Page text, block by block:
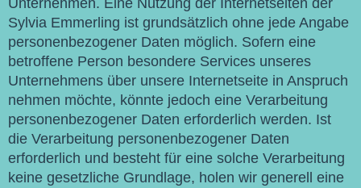
Unternehmen. Eine Nutzung der Internetseiten der
Sylvia Emmerling ist grundsätzlich ohne jede Angabe
personenbezogener Daten möglich. Sofern eine
betroffene Person besondere Services unseres
Unternehmens über unsere Internetseite in Anspruch
nehmen möchte, könnte jedoch eine Verarbeitung
personenbezogener Daten erforderlich werden. Ist
die Verarbeitung personenbezogener Daten
erforderlich und besteht für eine solche Verarbeitung
keine gesetzliche Grundlage, holen wir generell eine